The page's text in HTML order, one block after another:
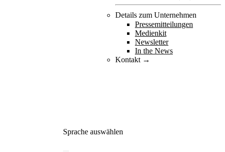
Details zum Unternehmen
Pressemitteilungen
Medienkit
Newsletter
In the News
Kontakt →
Sprache auswählen